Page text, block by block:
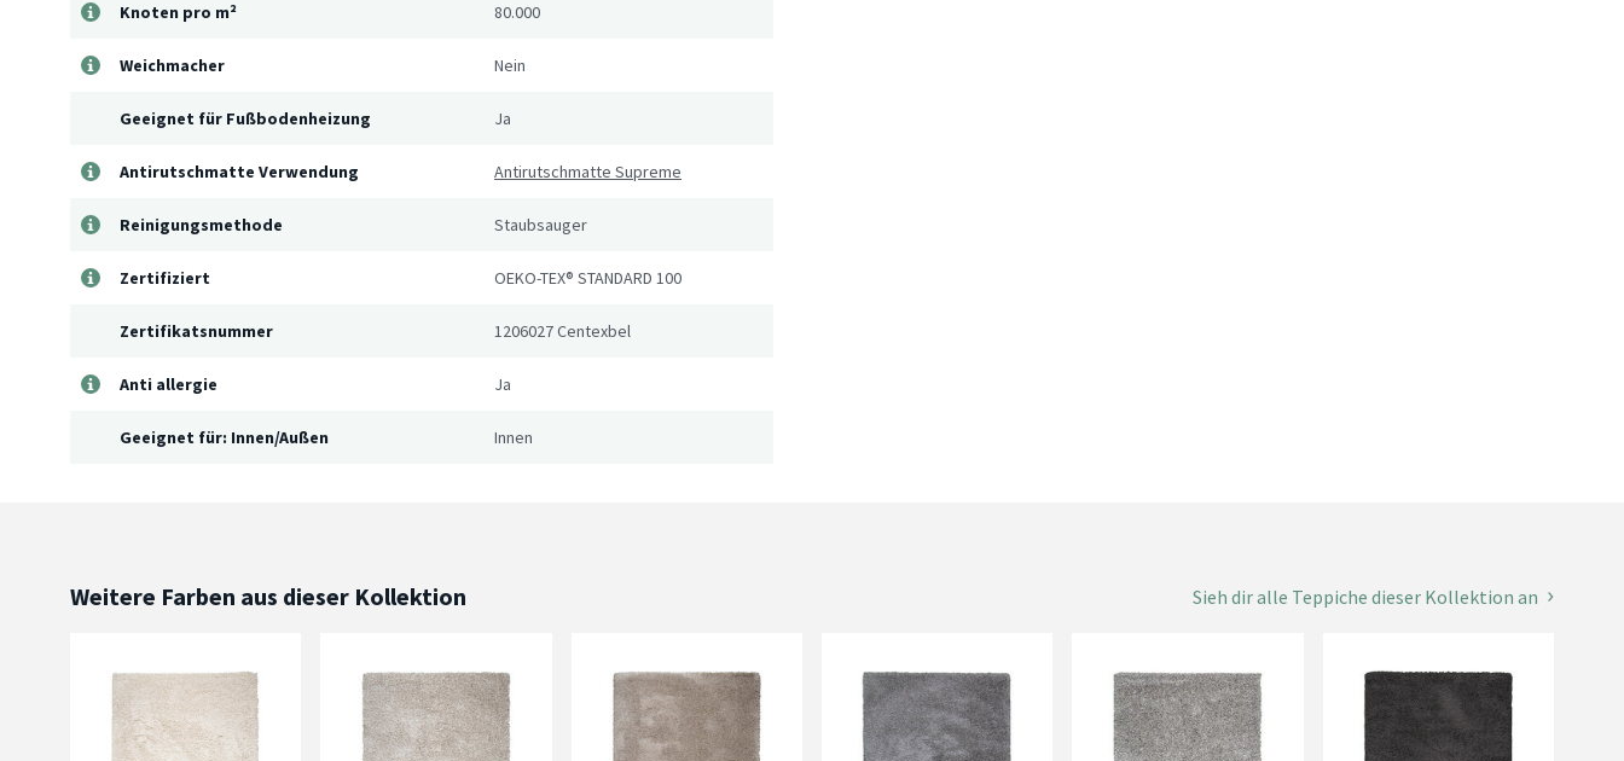
Knoten pro m² 80.000
Weichmacher Nein
Geeignet für Fußbodenheizung Ja
Antirutschmatte Verwendung Antirutschmatte Supreme
Reinigungsmethode Staubsauger
Zertifiziert OEKO-TEX® STANDARD 100
Zertifikatsnummer 1206027 Centexbel
Anti allergie Ja
Geeignet für: Innen/Außen Innen
Weitere Farben aus dieser Kollektion Sieh dir alle Teppiche dieser Kollektion an